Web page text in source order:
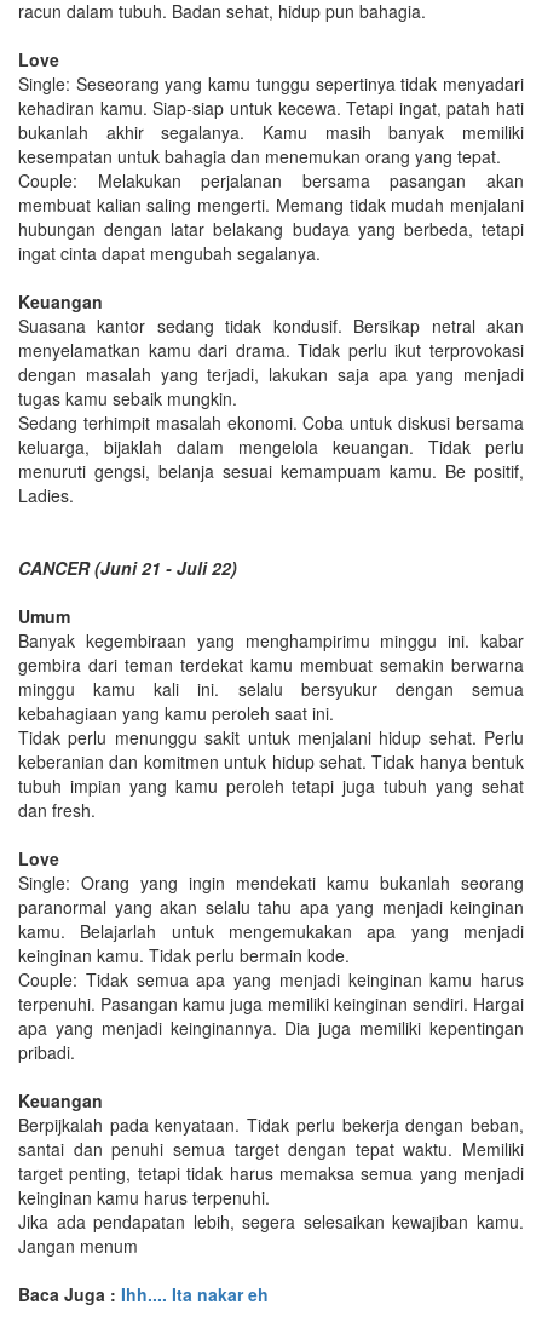
racun dalam tubuh. Badan sehat, hidup pun bahagia.
Love
Single: Seseorang yang kamu tunggu sepertinya tidak menyadari
kehadiran kamu. Siap-siap untuk kecewa. Tetapi ingat, patah hati
bukanlah akhir segalanya. Kamu masih banyak memiliki
kesempatan untuk bahagia dan menemukan orang yang tepat.
Couple: Melakukan perjalanan bersama pasangan akan
membuat kalian saling mengerti. Memang tidak mudah menjalani
hubungan dengan latar belakang budaya yang berbeda, tetapi
ingat cinta dapat mengubah segalanya.
Keuangan
Suasana kantor sedang tidak kondusif. Bersikap netral akan
menyelamatkan kamu dari drama. Tidak perlu ikut terprovokasi
dengan masalah yang terjadi, lakukan saja apa yang menjadi
tugas kamu sebaik mungkin.
Sedang terhimpit masalah ekonomi. Coba untuk diskusi bersama
keluarga, bijaklah dalam mengelola keuangan. Tidak perlu
menuruti gengsi, belanja sesuai kemampuam kamu. Be positif,
Ladies.
CANCER (Juni 21 - Juli 22)
Umum
Banyak kegembiraan yang menghampirimu minggu ini. kabar
gembira dari teman terdekat kamu membuat semakin berwarna
minggu kamu kali ini. selalu bersyukur dengan semua
kebahagiaan yang kamu peroleh saat ini.
Tidak perlu menunggu sakit untuk menjalani hidup sehat. Perlu
keberanian dan komitmen untuk hidup sehat. Tidak hanya bentuk
tubuh impian yang kamu peroleh tetapi juga tubuh yang sehat
dan fresh.
Love
Single: Orang yang ingin mendekati kamu bukanlah seorang
paranormal yang akan selalu tahu apa yang menjadi keinginan
kamu. Belajarlah untuk mengemukakan apa yang menjadi
keinginan kamu. Tidak perlu bermain kode.
Couple: Tidak semua apa yang menjadi keinginan kamu harus
terpenuhi. Pasangan kamu juga memiliki keinginan sendiri. Hargai
apa yang menjadi keinginannya. Dia juga memiliki kepentingan
pribadi.
Keuangan
Berpijkalah pada kenyataan. Tidak perlu bekerja dengan beban,
santai dan penuhi semua target dengan tepat waktu. Memiliki
target penting, tetapi tidak harus memaksa semua yang menjadi
keinginan kamu harus terpenuhi.
Jika ada pendapatan lebih, segera selesaikan kewajiban kamu.
Jangan menum
Baca Juga : Ihh.... Ita nakar eh